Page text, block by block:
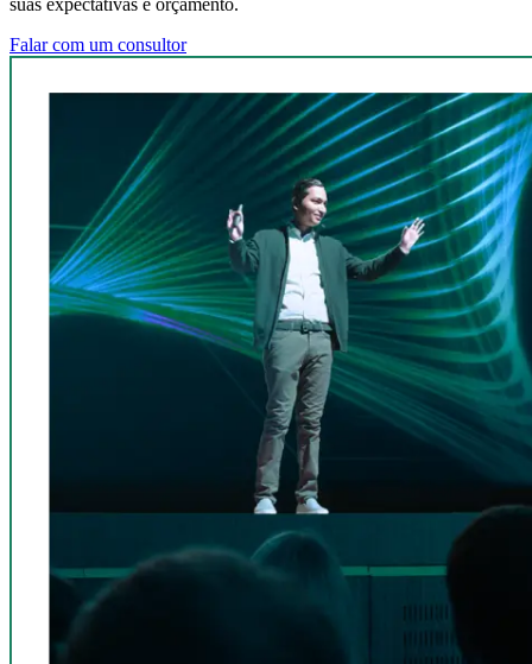
Falar com um consultor